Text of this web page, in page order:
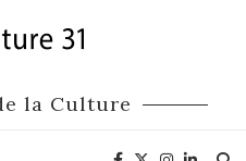
la Culture